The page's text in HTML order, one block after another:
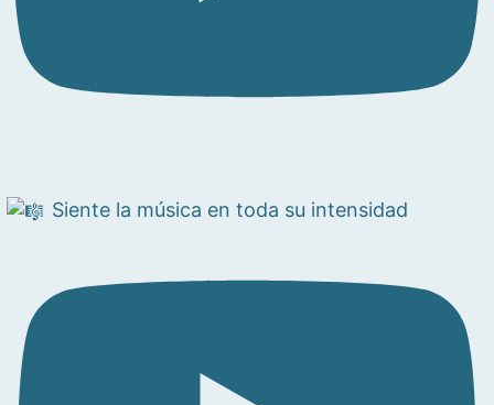
Siente la música en toda su intensidad